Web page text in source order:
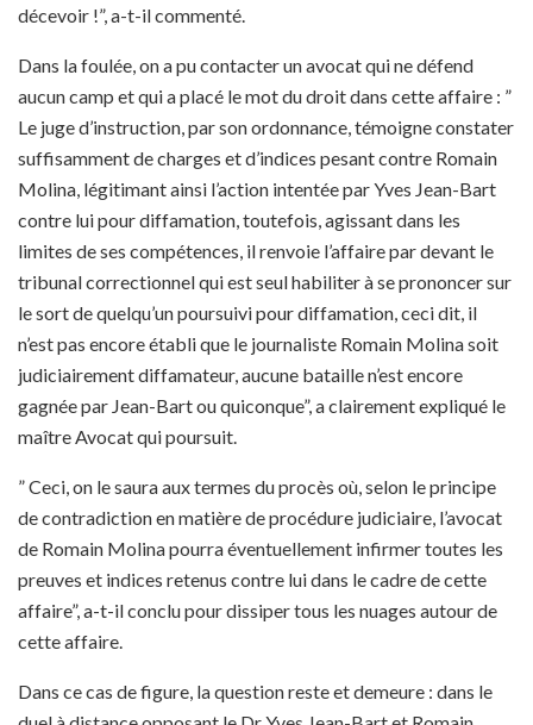
décevoir !”, a-t-il commenté.
Dans la foulée, on a pu contacter un avocat qui ne défend
aucun camp et qui a placé le mot du droit dans cette affaire : ”
Le juge d’instruction, par son ordonnance, témoigne constater
suffisamment de charges et d’indices pesant contre Romain
Molina, légitimant ainsi l’action intentée par Yves Jean-Bart
contre lui pour diffamation, toutefois, agissant dans les
limites de ses compétences, il renvoie l’affaire par devant le
tribunal correctionnel qui est seul habiliter à se prononcer sur
le sort de quelqu’un poursuivi pour diffamation, ceci dit, il
n’est pas encore établi que le journaliste Romain Molina soit
judiciairement diffamateur, aucune bataille n’est encore
gagnée par Jean-Bart ou quiconque”, a clairement expliqué le
maître Avocat qui poursuit.
” Ceci, on le saura aux termes du procès où, selon le principe
de contradiction en matière de procédure judiciaire, l’avocat
de Romain Molina pourra éventuellement infirmer toutes les
preuves et indices retenus contre lui dans le cadre de cette
affaire”, a-t-il conclu pour dissiper tous les nuages autour de
cette affaire.
Dans ce cas de figure, la question reste et demeure : dans le